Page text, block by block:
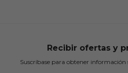
Recibir ofertas y
Suscríbase para obtener